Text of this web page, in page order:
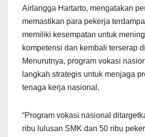
Airlangga Hartarto, mengatakan
memastikan para pekerja
memiliki kesempatan untuk
kompetensi dan kembali terserap
Menurutnya, program vokasi
langkah strategis untuk menjaga
tenaga kerja nasional.
“Program vokasi nasional
ribu lulusan SMK dan 50 ribu